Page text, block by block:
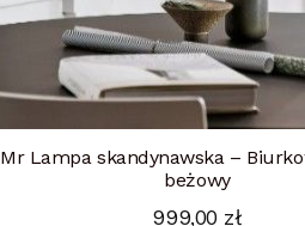
Mr Lampa skandynawska –
beżowy
999,00 zł